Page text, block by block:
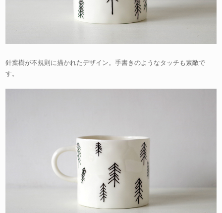
針葉樹が不規則に描かれたデザイン。手書きのようなタッチも素敵で
す。